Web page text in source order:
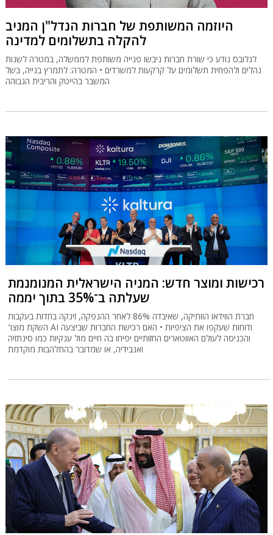
היוזמה המשותפת של חברות הנדל"ן המניב
להקלה בתשלומים למדינה
לגלובס נודע כי שורת חברות גיבשו פנייה משותפת לממשלה, במטרה לשנות
נהלים ולהפחית תשלומים על קרקעות למשרדים • המטרה: לתמרץ בנייה, בשל
המשבר בהייטק והריבית הגבוהה
רכישות ומוצר חדש: המניה הישראלית המנומנמת
שעלתה ב־35% בתוך יממה
חברת הווידאו הוותיקה, שאיבדה 86% לאחר ההנפקה, זינקה בחדות בעקבות
השקת מוצר AI ודוחות שעקפו את הציפיות • האם רכישת החברות שביצעה
והכניסה לעולם האווטארים החזותיים יפיחו בה חיים מול ענקיות כמו סינתזיה
ואנבידיה, או שמדובר בהתלהבות מוקדמת